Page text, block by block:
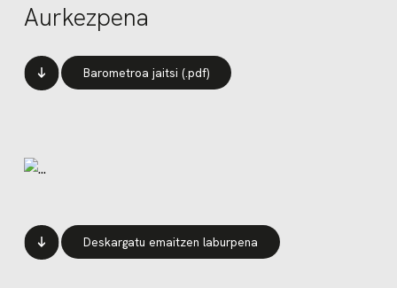
Aurkezpena
Barometroa jaitsi (.pdf)
Deskargatu emaitzen laburpena